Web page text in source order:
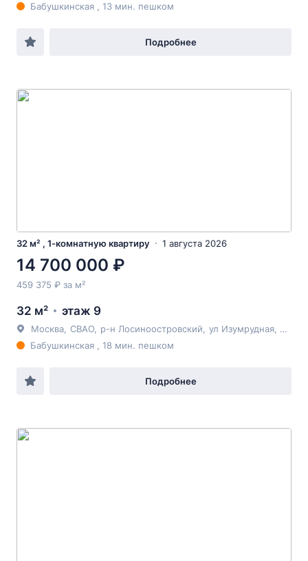
Бабушкинская , 13 мин. пешком
Подробнее
32 м² , 1-комнатную квартиру 1 августа 2026
14 700 000 ₽
459 375 ₽ за м²
32 м² этаж 9
Москва СВАО р-н Лосиноостровский ул Изумрудная
Бабушкинская , 18 мин. пешком
Подробнее